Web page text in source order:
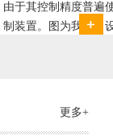
持供水设定压力恒
点、远传压力表供
更多+